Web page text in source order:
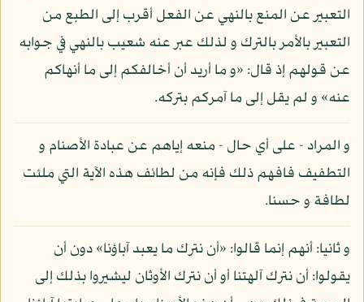
التعبير عن المنع بالنهي عن الفعل أقرب إلى الطبع من
التعبير بالأمر بالترك و لذلك عبر عنه شعيب بالنهي في جوابه
عن قولهم إذ قال: «و ما أريد أن أخالفكم إلى ما أنهاكم
عنه» و لم يقل إلى ما آمركم بتركه.
و المراد - على أي حال - منعه إياهم عن عبادة الأصنام و
التطفيف فافهم ذلك فإنه من لطائف هذه الآية التي ملئت
لطافة و حسنا.
و ثانيا: أنهم إنما قالوا: «أن نترك ما يعبد آباؤنا» دون أن
يقولوا: أن نترك آلهتنا أو أن نترك الأوثان ليشيروا بذلك إلى